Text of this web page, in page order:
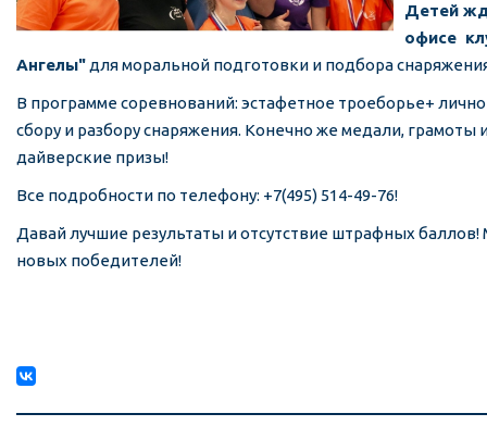
Детей
офисе
Ангелы" для моральной подготовки и подбора
В программе соревнований: эстафетное троеборье+
сбору и разбору снаряжения. Конечно же медали, грамоты
дайверские призы!
Все подробности по телефону: +7(495) 514-49-76!
Давай лучшие результаты и отсутствие штрафных
новых победителей!